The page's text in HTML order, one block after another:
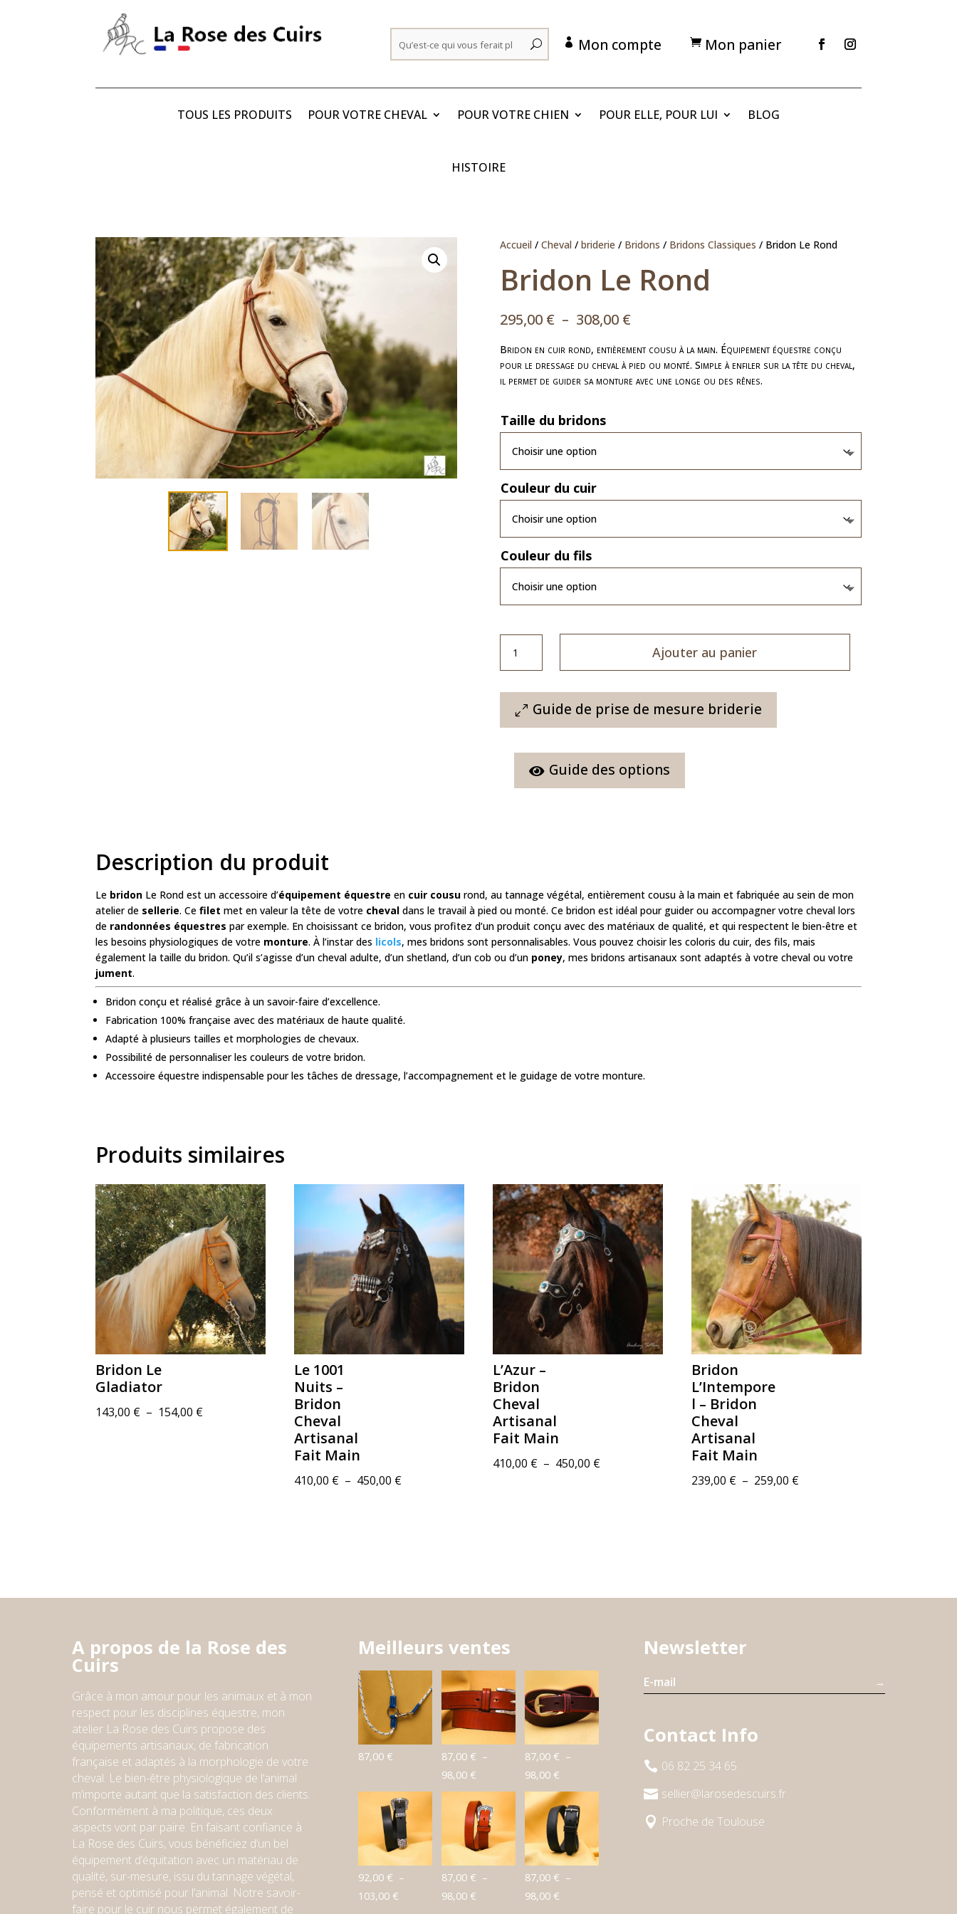
 Mon compte  Mon panier
TOUS LES PRODUITS POUR VOTRE CHEVAL POUR VOTRE CHIEN POUR ELLE, POUR LUI BLOG
HISTOIRE
Accueil / Cheval / briderie / Bridons / Bridons Classiques / Bridon Le Rond
Bridon Le Rond
295,00 € – 308,00 €Plage
prix :
295,00 €
à
Bridon en cuir rond, entièrement cousu à la main. Équipement équestre conçu
pour le dressage du cheval à pied ou monté. Simple à enfiler sur la tête du cheval,
il permet de guider sa monture avec une longe ou des rênes.
Taille du bridons
Couleur du cuir
Couleur du fils
Bridon
Le
Rond
Ajouter au panier
Guide de prise de mesure briderie
Guide des options
Description du produit
Le bridon Le Rond est un accessoire d’équipement équestre en cuir cousu rond, au tannage végétal, entièrement cousu à la main et fabriquée au sein de mon
atelier de sellerie. Cefilet met en valeur la tête de votre cheval dans le travail à pied ou monté. Ce bridon est idéal pour guider ou accompagner votre cheval lors
de randonnées équestres par exemple. En choisissant ce bridon, vous profitez d’un produit conçu avec des matériaux de qualité, et qui respectent le bien-être et
les besoins physiologiques de votre monture. À l’instar des licols, mes bridons sont personnalisables. Vous pouvez choisir les coloris du cuir, des fils, mais
également la taille du bridon. Qu’il s’agisse d’un cheval adulte, d’un shetland, d’un cob ou d’un poney, mes bridons artisanaux sont adaptés à votre cheval ou votre
jument.
Bridon conçu et réalisé grâce à un savoir-faire d’excellence.
Fabrication 100% française avec des matériaux de haute qualité.
Adapté à plusieurs tailles et morphologies de chevaux.
Possibilité de personnaliser les couleurs de votre bridon.
Accessoire équestre indispensable pour les tâches de dressage, l’accompagnement et le guidage de votre monture.
Produits similaires
Bridon Le
Gladiator
143,00 € – 154,00 €
Le 1001
Nuits –
Bridon
Cheval
Artisanal
Fait Main
410,00 € – 450,00 €
L’Azur –
Bridon
Cheval
Artisanal
Fait Main
410,00 € – 450,00 €
Bridon
L’Intempore
l – Bridon
Cheval
Artisanal
Fait Main
239,00 € – 259,00 €
A propos de la Rose des
Cuirs
Grâce à mon amour pour les animaux et à mon
respect pour les disciplines équestre, mon
atelier La Rose des Cuirs propose des
équipements artisanaux, de fabrication
française et adaptés à la morphologie de votre
cheval. Le bien-être physiologique de l’animal
m’importe autant que la satisfaction des clients.
Conformément à ma politique, ces deux
aspects vont par paire. En faisant confiance à
La Rose des Cuirs, vous bénéficiez d’un bel
équipement d’équitation avec un matériau de
qualité, sur-mesure, issu du tannage végétal,
pensé et optimisé pour l’animal. Notre savoir-
faire pour le cuir nous permet également de
Meilleurs ventes
87,00 € 87,00 € –
98,00 €Plage
de
prix :
87,00 €
à
98,00 €
87,00 € –
98,00 €Plage
de
prix :
87,00 €
à
98,00 €
92,00 € –
103,00 €Plage
87,00 € –
98,00 €Plage
87,00 € –
98,00 €Plage
Newsletter
→
Contact Info
 06 82 25 34 65
 sellier@larosedescuirs.fr
 Proche de Toulouse